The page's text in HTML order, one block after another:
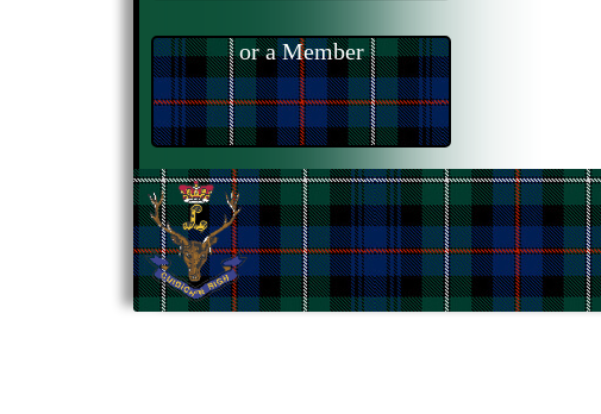
or a Member